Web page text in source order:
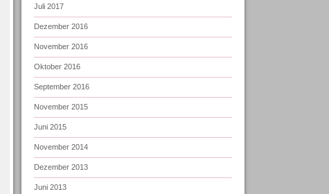
Juli 2017
Dezember 2016
November 2016
Oktober 2016
September 2016
November 2015
Juni 2015
November 2014
Dezember 2013
Juni 2013